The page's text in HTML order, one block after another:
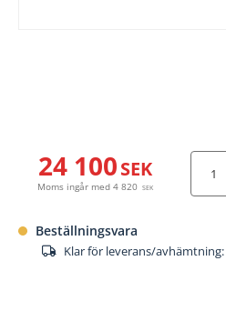
24 100SEK
Moms ingår med4 820 SEK
Beställningsvara
Klar för leverans/avhämtning: